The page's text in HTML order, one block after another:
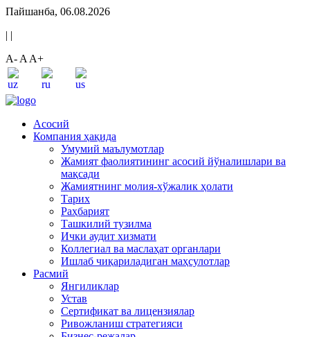
Пайшанба, 06.08.2026
| |
A- A A+
Асосий
Компания ҳақида
Умумий маълумотлар
Жамият фаолиятининг асосий йўналишлари ва
мақсади
Жамиятнинг молия-хўжалик ҳолати
Тарих
Раҳбарият
Ташкилий тузилма
Ички аудит хизмати
Коллегиал ва маслаҳат органлари
Ишлаб чиқариладиган маҳсулотлар
Расмий
Янгиликлар
Устав
Сертификат ва лицензиялар
Ривожланиш стратегияси